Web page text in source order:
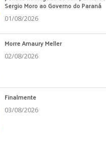
Sergio Moro ao Governo do Paraná
01/08/2026
Morre Amaury Meller
02/08/2026
Finalmente
03/08/2026